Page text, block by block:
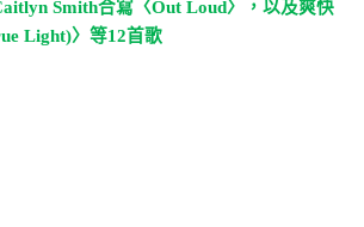
Smith合寫〈Out Loud〉，以及爽快
Light)〉等12首歌